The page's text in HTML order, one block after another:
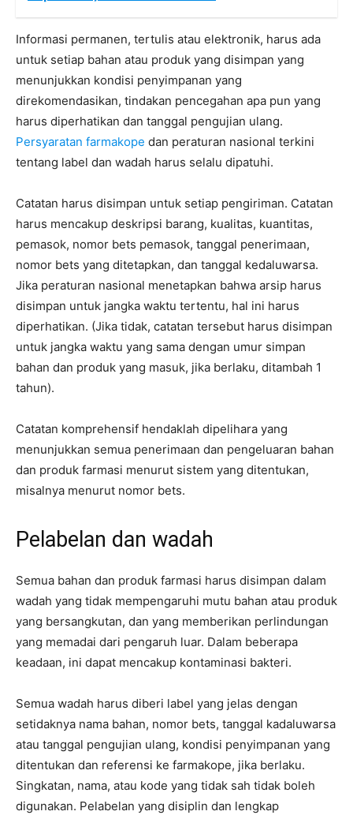
Informasi permanen, tertulis atau elektronik, harus ada
untuk setiap bahan atau produk yang disimpan yang
menunjukkan kondisi penyimpanan yang
direkomendasikan, tindakan pencegahan apa pun yang
harus diperhatikan dan tanggal pengujian ulang.
Persyaratan farmakope dan peraturan nasional terkini
tentang label dan wadah harus selalu dipatuhi.
Catatan harus disimpan untuk setiap pengiriman. Catatan
harus mencakup deskripsi barang, kualitas, kuantitas,
pemasok, nomor bets pemasok, tanggal penerimaan,
nomor bets yang ditetapkan, dan tanggal kedaluwarsa.
Jika peraturan nasional menetapkan bahwa arsip harus
disimpan untuk jangka waktu tertentu, hal ini harus
diperhatikan. (Jika tidak, catatan tersebut harus disimpan
untuk jangka waktu yang sama dengan umur simpan
bahan dan produk yang masuk, jika berlaku, ditambah 1
tahun).
Catatan komprehensif hendaklah dipelihara yang
menunjukkan semua penerimaan dan pengeluaran bahan
dan produk farmasi menurut sistem yang ditentukan,
misalnya menurut nomor bets.
Pelabelan dan wadah
Semua bahan dan produk farmasi harus disimpan dalam
wadah yang tidak mempengaruhi mutu bahan atau produk
yang bersangkutan, dan yang memberikan perlindungan
yang memadai dari pengaruh luar. Dalam beberapa
keadaan, ini dapat mencakup kontaminasi bakteri.
Semua wadah harus diberi label yang jelas dengan
setidaknya nama bahan, nomor bets, tanggal kadaluwarsa
atau tanggal pengujian ulang, kondisi penyimpanan yang
ditentukan dan referensi ke farmakope, jika berlaku.
Singkatan, nama, atau kode yang tidak sah tidak boleh
digunakan. Pelabelan yang disiplin dan lengkap